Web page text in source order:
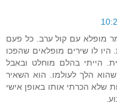
מופלא עם קול ערב. כל פעם
היו לו שירים מופלאים שהפכו
הייתי בהלם מוחלט ובאבל
הלך לעולמו. הוא השאיר
שלא הכרתי אותו באופן אישי